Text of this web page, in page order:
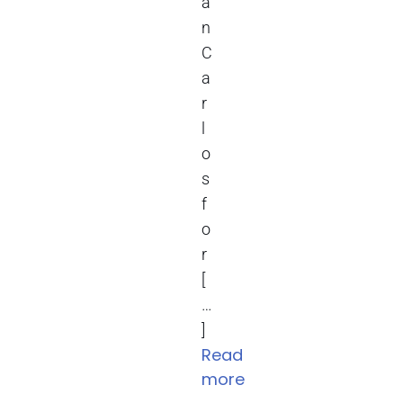
n
C
a
r
o
s
f
o
r
…
Read
more